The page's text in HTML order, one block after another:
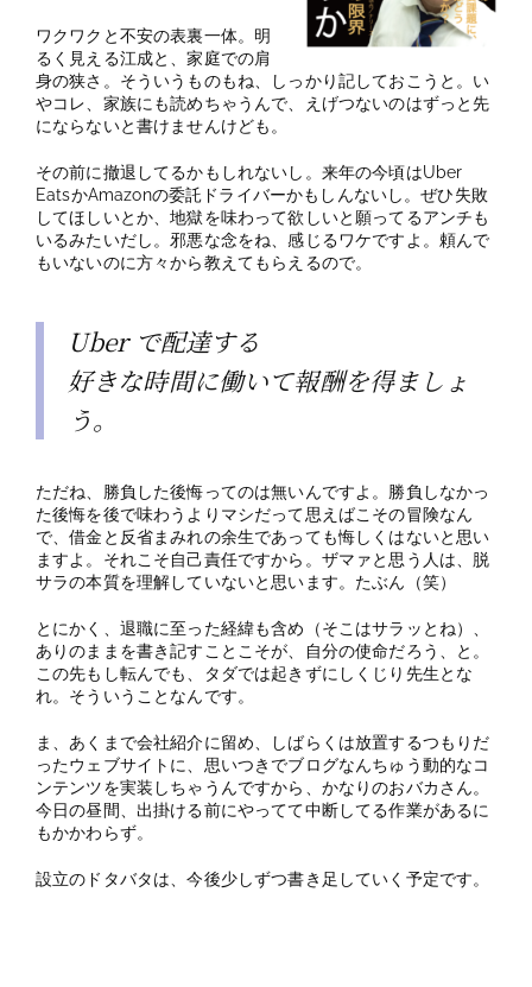
ワクワクと不安の表裏一体。明
るく見える江成と、家庭での肩
身の狭さ。そういうものもね、しっかり記しておこうと。い
やコレ、家族にも読めちゃうんで、えげつないのはずっと先
にならないと書けませんけども。
その前に撤退してるかもしれないし。来年の今頃はUber
EatsかAmazonの委託ドライバーかもしんないし。ぜひ失敗
してほしいとか、地獄を味わって欲しいと願ってるアンチも
いるみたいだし。邪悪な念をね、感じるワケですよ。頼んで
もいないのに方々から教えてもらえるので。
Uber で配達する
好きな時間に働いて報酬を得ましょ
う。
ただね、勝負した後悔ってのは無いんですよ。勝負しなかっ
た後悔を後で味わうよりマシだって思えばこその冒険なん
で、借金と反省まみれの余生であっても悔しくはないと思い
ますよ。それこそ自己責任ですから。ザマァと思う人は、脱
サラの本質を理解していないと思います。たぶん（笑）
とにかく、退職に至った経緯も含め（そこはサラッとね）、
ありのままを書き記すことこそが、自分の使命だろう、と。
この先もし転んでも、タダでは起きずにしくじり先生とな
れ。そういうことなんです。
ま、あくまで会社紹介に留め、しばらくは放置するつもりだ
ったウェブサイトに、思いつきでブログなんちゅう動的なコ
ンテンツを実装しちゃうんですから、かなりのおバカさん。
今日の昼間、出掛ける前にやってて中断してる作業があるに
もかかわらず。
設立のドタバタは、今後少しずつ書き足していく予定です。